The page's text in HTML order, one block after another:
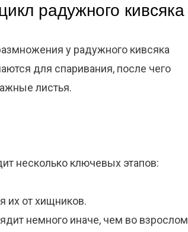
радужного кивсяка
у радужного кивсяка
для спаривания, после чего
листья.
несколько ключевых этапов:
их от хищников.
немного иначе, чем во взрослом